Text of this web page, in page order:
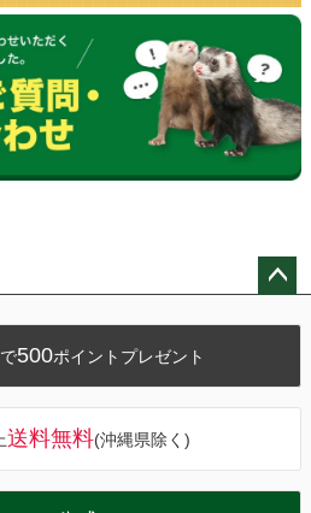
へ
500ポイントプレゼント
送料無料(沖縄県除く)